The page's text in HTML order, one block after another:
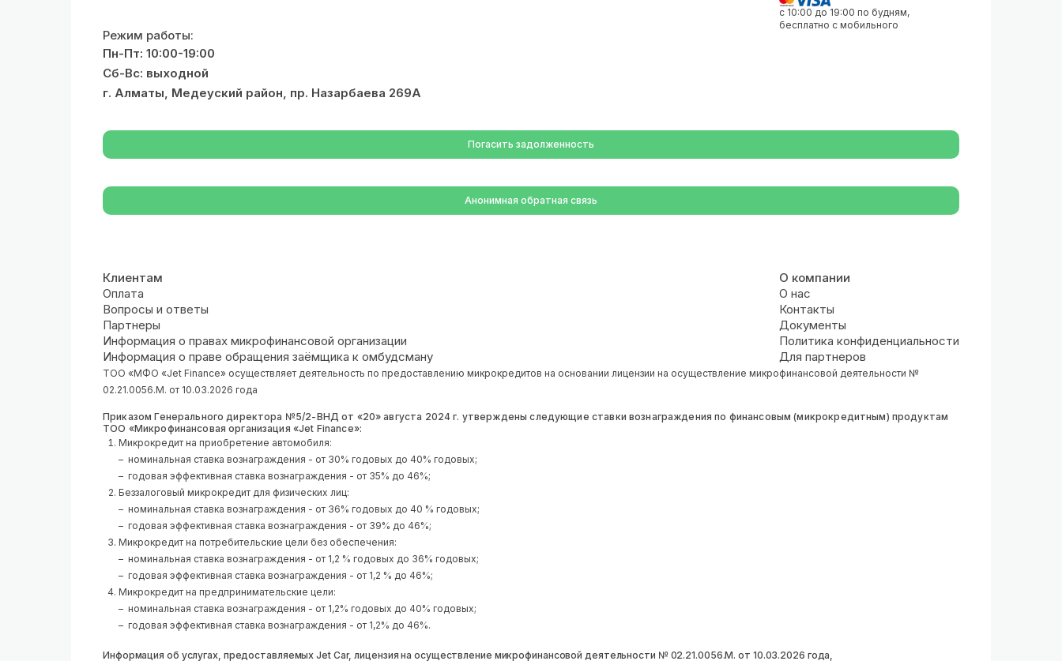
с 10:00 до 19:00 по будням,
бесплатно с мобильного
Режим работы:
Пн-Пт: 10:00-19:00
Сб-Вс: выходной
г. Алматы, Медеуский район, пр. Назарбаева 269А
Погасить задолженность
Анонимная обратная связь
Клиентам
Оплата
Вопросы и ответы
Партнеры
Информация о правах микрофинансовой организации
Информация о праве обращения заёмщика к омбудсману
О компании
О нас
Контакты
Документы
Политика конфиденциальности
Для партнеров
ТОО «МФО «Jet Finance» осуществляет деятельность по предоставлению микрокредитов на основании лицензии на осуществление микрофинансовой деятельности №
02.21.0056.М. от 10.03.2026 года
Приказом Генерального директора №5/2-ВНД от «20» августа 2024 г. утверждены следующие ставки вознаграждения по финансовым (микрокредитным) продуктам
ТОО «Микрофинансовая организация «Jet Finance»:
Микрокредит на приобретение автомобиля:
номинальная ставка вознаграждения - от 30% годовых до 40% годовых;
годовая эффективная ставка вознаграждения - от 35% до 46%;
Беззалоговый микрокредит для физических лиц:
номинальная ставка вознаграждения - от 36% годовых до 40 % годовых;
годовая эффективная ставка вознаграждения - от 39% до 46%;
Микрокредит на потребительские цели без обеспечения:
номинальная ставка вознаграждения - от 1,2 % годовых до 36% годовых;
годовая эффективная ставка вознаграждения - от 1,2 % до 46%;
Микрокредит на предпринимательские цели:
номинальная ставка вознаграждения - от 1,2% годовых до 40% годовых;
годовая эффективная ставка вознаграждения - от 1,2% до 46%.
Информация об услугах, предоставляемых Jet Car, лицензия на осуществление микрофинансовой деятельности № 02.21.0056.М. от 10.03.2026 года,